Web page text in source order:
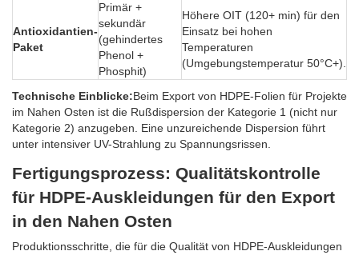
Antioxidantien-
Paket
Primär +
sekundär
(gehindertes
Phenol +
Phosphit)
Höhere OIT (120+ min) für den
Einsatz bei hohen
Temperaturen
(Umgebungstemperatur 50°C+).
Technische Einblicke:Beim Export von HDPE-Folien für Projekte
im Nahen Osten ist die Rußdispersion der Kategorie 1 (nicht nur
Kategorie 2) anzugeben. Eine unzureichende Dispersion führt
unter intensiver UV-Strahlung zu Spannungsrissen.
Fertigungsprozess: Qualitätskontrolle
für HDPE-Auskleidungen für den Export
in den Nahen Osten
Produktionsschritte, die für die Qualität von HDPE-Auskleidungen